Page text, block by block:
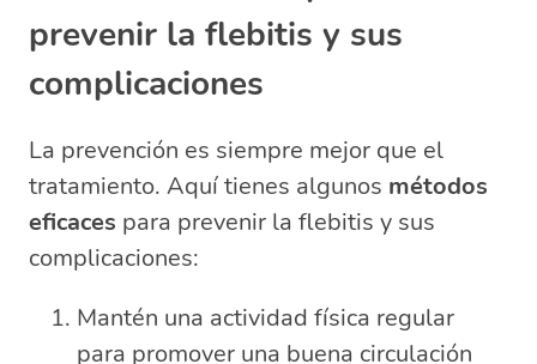
prevenir la flebitis y sus
complicaciones
La prevención es siempre mejor que el
tratamiento. Aquí tienes algunos métodos
eficaces para prevenir la flebitis y sus
complicaciones:
Mantén una actividad física regular
para promover una buena circulación